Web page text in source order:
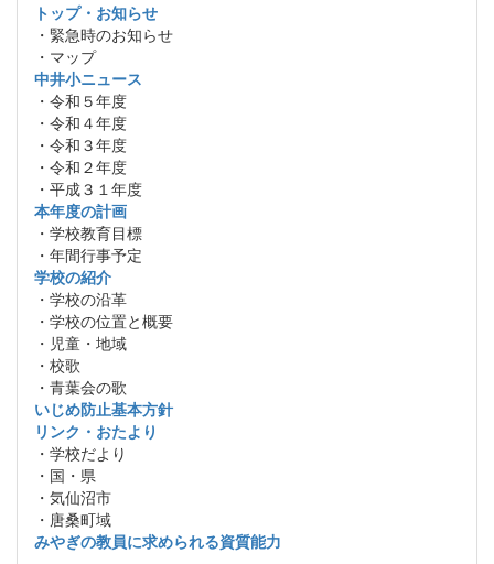
トップ・お知らせ
・緊急時のお知らせ
・マップ
中井小ニュース
・令和５年度
・令和４年度
・令和３年度
・令和２年度
・平成３１年度
本年度の計画
・学校教育目標
・年間行事予定
学校の紹介
・学校の沿革
・学校の位置と概要
・児童・地域
・校歌
・青葉会の歌
いじめ防止基本方針
リンク・おたより
・学校だより
・国・県
・気仙沼市
・唐桑町域
みやぎの教員に求められる資質能力